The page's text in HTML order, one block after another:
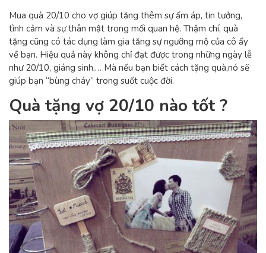
Mua quà 20/10 cho vợ giúp tăng thêm sự ấm áp, tin tưởng,
tình cảm và sự thân mật trong mối quan hệ. Thậm chí, quà
tặng cũng có tác dụng làm gia tăng sự ngưỡng mộ của cô ấy
về bạn. Hiệu quả này không chỉ đạt được trong những ngày lễ
như 20/10, giáng sinh,… Mà nếu bạn biết cách tặng quà,nó sẽ
giúp bạn “bùng cháy” trong suốt cuộc đời.
Quà tặng vợ 20/10 nào tốt ?